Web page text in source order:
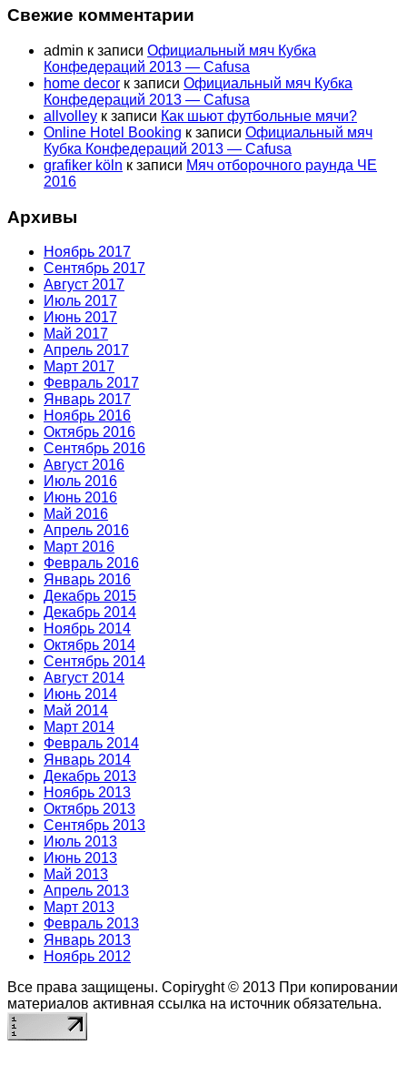
Свежие комментарии
admin к записи Официальный мяч Кубка
Конфедераций 2013 — Cafusa
home decor к записи Официальный мяч Кубка
Конфедераций 2013 — Cafusa
allvolley к записи Как шьют футбольные мячи?
Online Hotel Booking к записи Официальный мяч
Кубка Конфедераций 2013 — Cafusa
grafiker köln к записи Мяч отборочного раунда ЧЕ
2016
Архивы
Ноябрь 2017
Сентябрь 2017
Август 2017
Июль 2017
Июнь 2017
Май 2017
Апрель 2017
Март 2017
Февраль 2017
Январь 2017
Ноябрь 2016
Октябрь 2016
Сентябрь 2016
Август 2016
Июль 2016
Июнь 2016
Май 2016
Апрель 2016
Март 2016
Февраль 2016
Январь 2016
Декабрь 2015
Декабрь 2014
Ноябрь 2014
Октябрь 2014
Сентябрь 2014
Август 2014
Июнь 2014
Май 2014
Март 2014
Февраль 2014
Январь 2014
Декабрь 2013
Ноябрь 2013
Октябрь 2013
Сентябрь 2013
Июль 2013
Июнь 2013
Май 2013
Апрель 2013
Март 2013
Февраль 2013
Январь 2013
Ноябрь 2012
Все права защищены. Copiryght © 2013 При копировании
материалов активная ссылка на источник обязательна.